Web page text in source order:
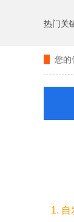
热门关
您的
1. 自